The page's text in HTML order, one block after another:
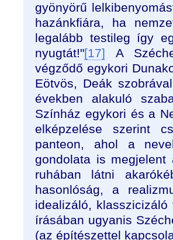
gyönyörű
hazánkfiára, ha
legalább testileg így
nyugtát!"[17] A
végződő egykori
Eötvös, Deák
években alakuló
Színház egykori és a
elképzelése szerint
panteon, ahol a
gondolata is
ruhában látni
hasonlóság, a
idealizáló,
írásában ugyanis
(az építészettel